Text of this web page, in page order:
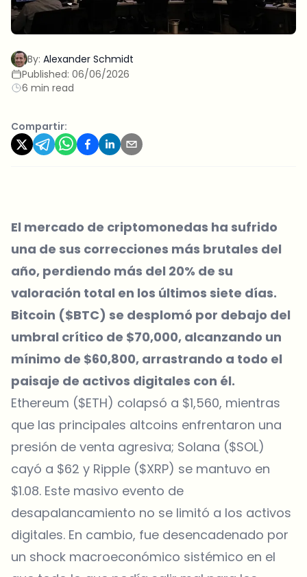
By: Alexander Schmidt
Published: 06/06/2026
6 min read
Compartir:
El mercado de criptomonedas ha sufrido
una de sus correcciones más brutales del
año, perdiendo más del 20% de su
valoración total en los últimos siete días.
Bitcoin ($BTC) se desplomó por debajo del
umbral crítico de $70,000, alcanzando un
mínimo de $60,800, arrastrando a todo el
paisaje de activos digitales con él.
Ethereum ($ETH) colapsó a $1,560, mientras
que las principales altcoins enfrentaron una
presión de venta agresiva; Solana ($SOL)
cayó a $62 y Ripple ($XRP) se mantuvo en
$1.08. Este masivo evento de
desapalancamiento no se limitó a los activos
digitales. En cambio, fue desencadenado por
un shock macroeconómico sistémico en el